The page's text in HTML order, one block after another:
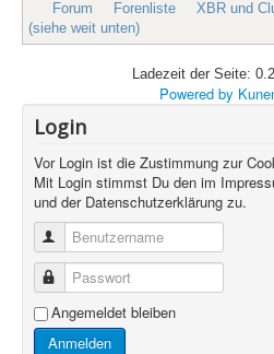
Forum Forenliste XBR und
(siehe weit unten)
Ladezeit der Seite:
Powered by
Login
Vor Login ist die Zustimmung zur
Mit Login stimmst Du den im
und der Datenschutzerklärung zu.
Benutzername
Passwort
Angemeldet bleiben
Anmelden